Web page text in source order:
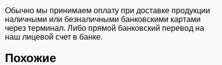
Обычно мы принимаем оплату при доставке продукции
наличными или безналичными банковскими картами
через терминал. Либо прямой банковский перевод на
наш лицевой счет в банке.
Похожие